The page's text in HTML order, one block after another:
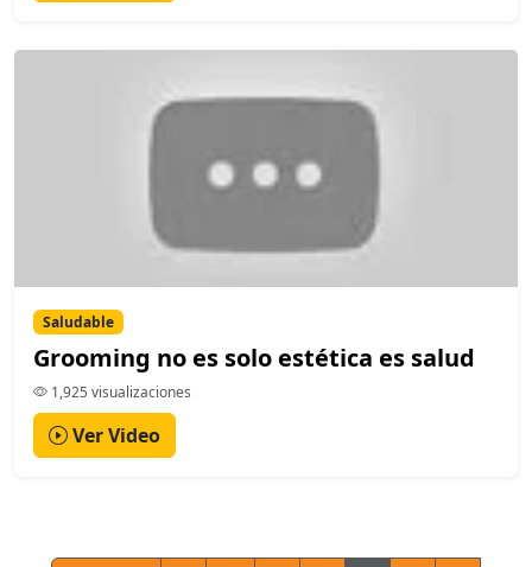
Saludable
Grooming no es solo estética es salud
1,925 visualizaciones
Ver Video